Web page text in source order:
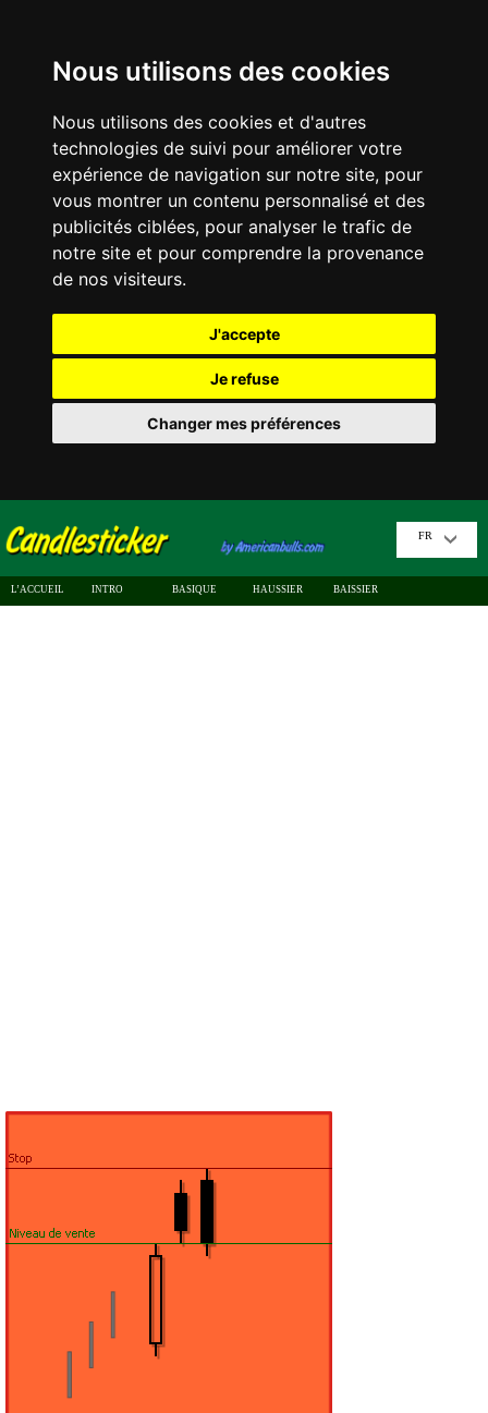
Nous utilisons des cookies
Nous utilisons des cookies et d'autres
technologies de suivi pour améliorer votre
expérience de navigation sur notre site, pour
vous montrer un contenu personnalisé et des
publicités ciblées, pour analyser le trafic de
notre site et pour comprendre la provenance
de nos visiteurs.
J'accepte
Je refuse
Changer mes préférences
FR
L’ACCUEIL INTRO BASIQUE HAUSSIER BAISSIER